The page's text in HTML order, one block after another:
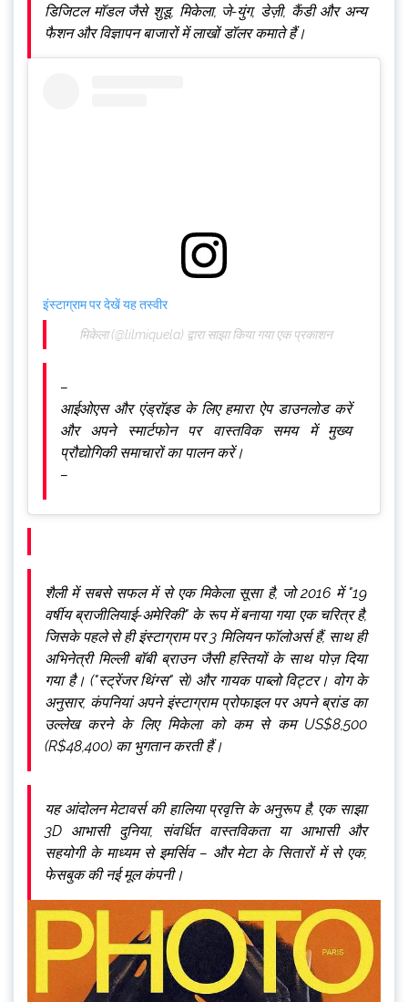
डिजिटल मॉडल जैसे शुडू, मिकेला, जे-युंग, डेज़ी, कैंडी और अन्य
फैशन और विज्ञापन बाजारों में लाखों डॉलर कमाते हैं।
इंस्टाग्राम पर देखें यह तस्वीर
मिकेला (@lilmiquela) द्वारा साझा किया गया एक प्रकाशन
–
आईओएस और एंड्रॉइड के लिए हमारा ऐप डाउनलोड करें
और अपने स्मार्टफोन पर वास्तविक समय में मुख्य
प्रौद्योगिकी समाचारों का पालन करें।
–
शैली में सबसे सफल में से एक मिकेला सूसा है, जो 2016 में "19
वर्षीय ब्राजीलियाई-अमेरिकी" के रूप में बनाया गया एक चरित्र है,
जिसके पहले से ही इंस्टाग्राम पर 3 मिलियन फॉलोअर्स हैं, साथ ही
अभिनेत्री मिल्ली बॉबी ब्राउन जैसी हस्तियों के साथ पोज़ दिया
गया है। ("स्ट्रेंजर थिंग्स" से) और गायक पाब्लो विट्टर। वोग के
अनुसार, कंपनियां अपने इंस्टाग्राम प्रोफाइल पर अपने ब्रांड का
उल्लेख करने के लिए मिकेला को कम से कम US$8,500
(R$48,400) का भुगतान करती हैं।
यह आंदोलन मेटावर्स की हालिया प्रवृत्ति के अनुरूप है, एक साझा
3D आभासी दुनिया, संवर्धित वास्तविकता या आभासी और
सहयोगी के माध्यम से इमर्सिव – और मेटा के सितारों में से एक,
फेसबुक की नई मूल कंपनी।